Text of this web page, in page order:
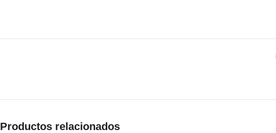
Productos relacionados